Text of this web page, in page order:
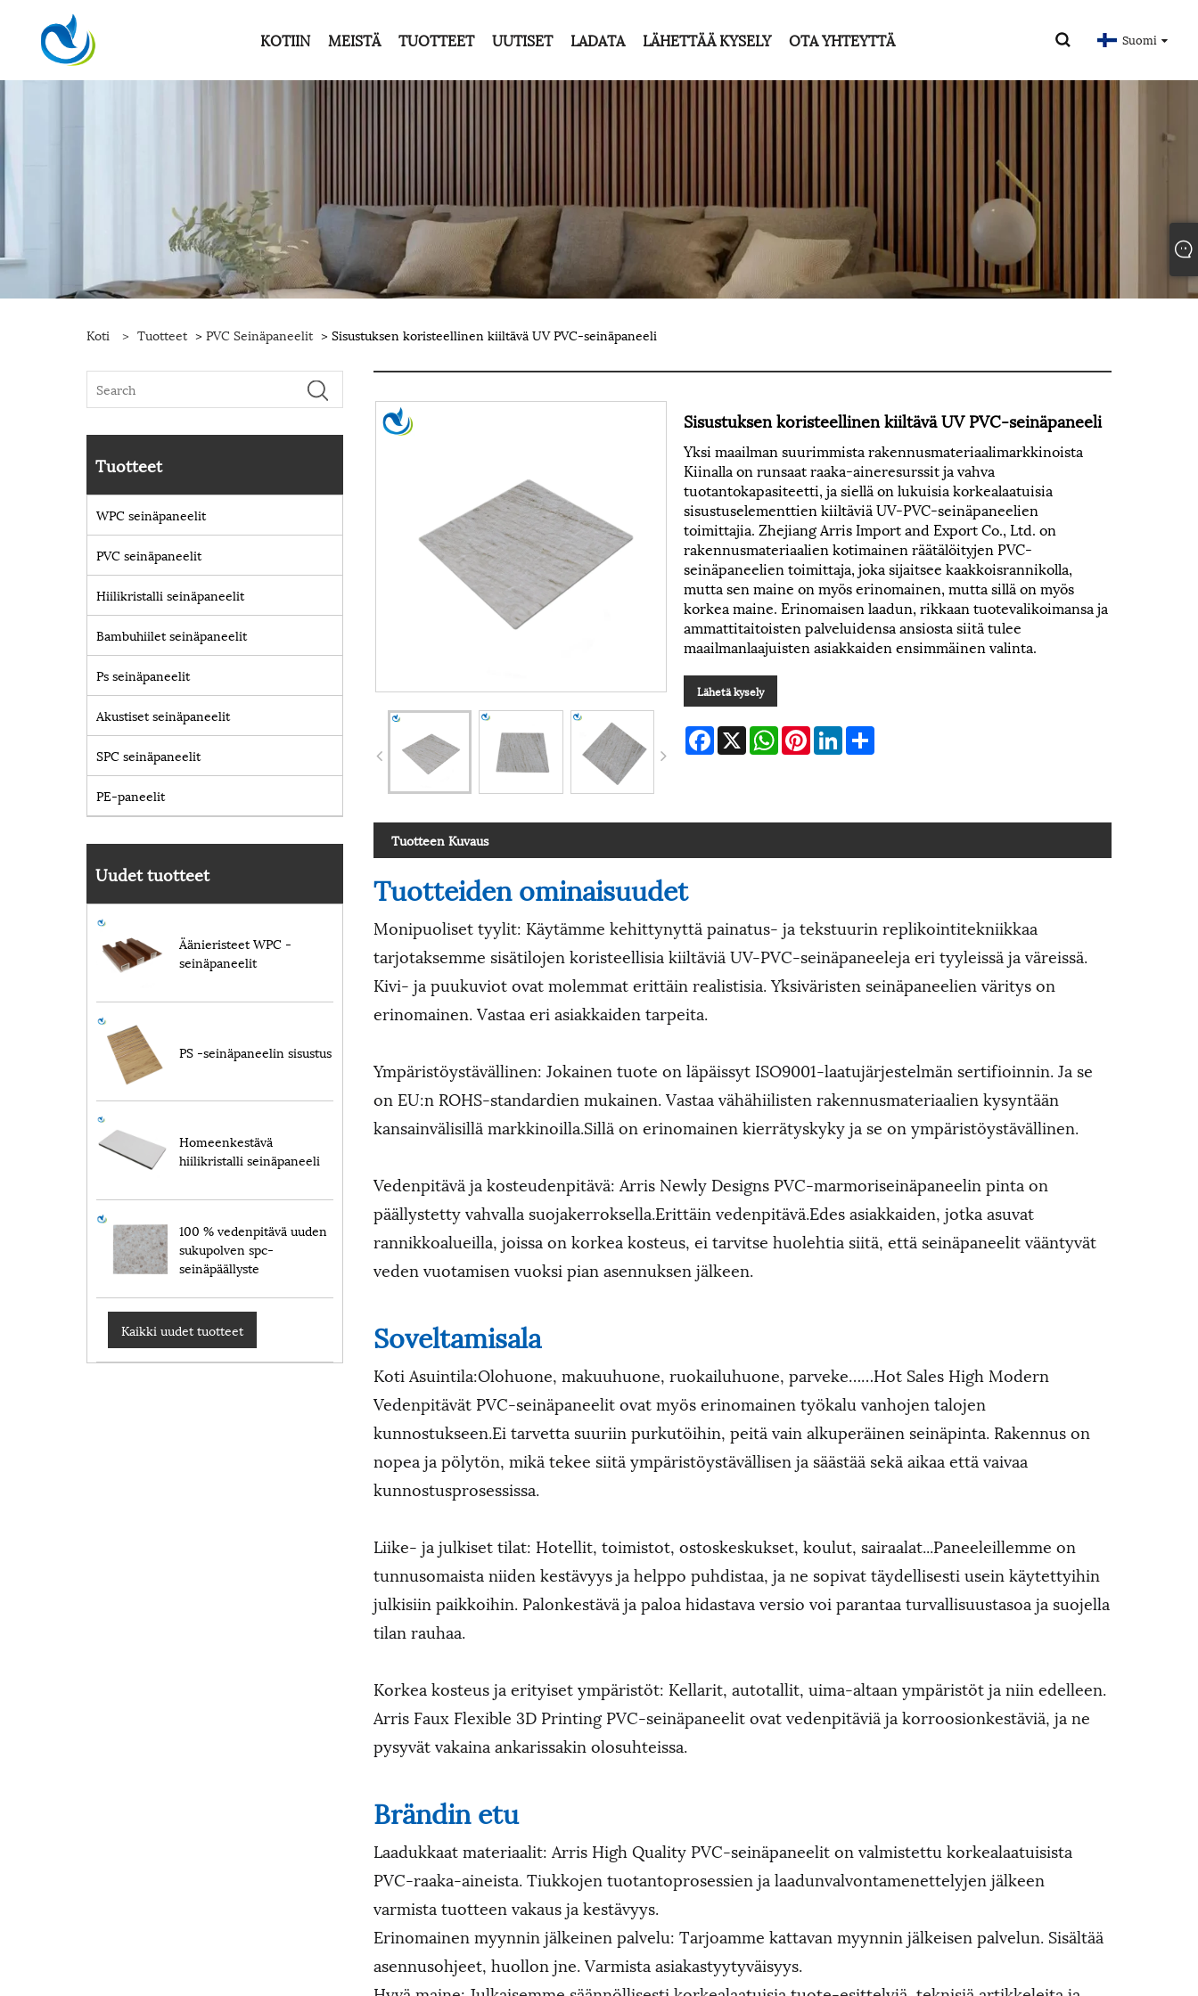
KOTIIN MEISTÄ TUOTTEET UUTISET LADATA LÄHETTÄÄ KYSELY OTA YHTEYTTÄ Suomi
Koti > Tuotteet > PVC Seinäpaneelit > Sisustuksen koristeellinen kiiltävä UV PVC-seinäpaneeli
Tuotteet
WPC seinäpaneelit
PVC seinäpaneelit
Hiilikristalli seinäpaneelit
Bambuhiilet seinäpaneelit
Ps seinäpaneelit
Akustiset seinäpaneelit
SPC seinäpaneelit
PE-paneelit
Uudet tuotteet
Äänieristeet WPC -
seinäpaneelit
PS -seinäpaneelin sisustus
Homeenkestävä
hiilikristalli seinäpaneeli
100 % vedenpitävä uuden
sukupolven spc-
seinäpäällyste
Kaikki uudet tuotteet
Sisustuksen koristeellinen kiiltävä UV PVC-seinäpaneeli
​Yksi maailman suurimmista rakennusmateriaalimarkkinoista
Kiinalla on runsaat raaka-aineresurssit ja vahva
tuotantokapasiteetti, ja siellä on lukuisia korkealaatuisia
sisustuselementtien kiiltäviä UV-PVC-seinäpaneelien
toimittajia. Zhejiang Arris Import and Export Co., Ltd. on
rakennusmateriaalien kotimainen räätälöityjen PVC-
seinäpaneelien toimittaja, joka sijaitsee kaakkoisrannikolla,
mutta sen maine on myös erinomainen, mutta sillä on myös
korkea maine. Erinomaisen laadun, rikkaan tuotevalikoimansa ja
ammattitaitoisten palveluidensa ansiosta siitä tulee
maailmanlaajuisten asiakkaiden ensimmäinen valinta.
Lähetä kysely
Facebook
X WhatsAppPinterestLinkedInShare
Tuotteen Kuvaus
Tuotteiden ominaisuudet
Monipuoliset tyylit: Käytämme kehittynyttä painatus- ja tekstuurin replikointitekniikkaa
tarjotaksemme sisätilojen koristeellisia kiiltäviä UV-PVC-seinäpaneeleja eri tyyleissä ja väreissä.
Kivi- ja puukuviot ovat molemmat erittäin realistisia. Yksiväristen seinäpaneelien väritys on
erinomainen. Vastaa eri asiakkaiden tarpeita.
Ympäristöystävällinen: Jokainen tuote on läpäissyt ISO9001-laatujärjestelmän sertifioinnin. Ja se
on EU:n ROHS-standardien mukainen. Vastaa vähähiilisten rakennusmateriaalien kysyntään
kansainvälisillä markkinoilla.Sillä on erinomainen kierrätyskyky ja se on ympäristöystävällinen.
Vedenpitävä ja kosteudenpitävä: Arris Newly Designs PVC-marmoriseinäpaneelin pinta on
päällystetty vahvalla suojakerroksella.Erittäin vedenpitävä.Edes asiakkaiden, jotka asuvat
rannikkoalueilla, joissa on korkea kosteus, ei tarvitse huolehtia siitä, että seinäpaneelit vääntyvät
veden vuotamisen vuoksi pian asennuksen jälkeen.
Soveltamisala
Koti Asuintila:Olohuone, makuuhuone, ruokailuhuone, parveke……Hot Sales High Modern
Vedenpitävät PVC-seinäpaneelit ovat myös erinomainen työkalu vanhojen talojen
kunnostukseen.Ei tarvetta suuriin purkutöihin, peitä vain alkuperäinen seinäpinta. Rakennus on
nopea ja pölytön, mikä tekee siitä ympäristöystävällisen ja säästää sekä aikaa että vaivaa
kunnostusprosessissa.
Liike- ja julkiset tilat: Hotellit, toimistot, ostoskeskukset, koulut, sairaalat...Paneeleillemme on
tunnusomaista niiden kestävyys ja helppo puhdistaa, ja ne sopivat täydellisesti usein käytettyihin
julkisiin paikkoihin. Palonkestävä ja paloa hidastava versio voi parantaa turvallisuustasoa ja suojella
tilan rauhaa.
Korkea kosteus ja erityiset ympäristöt: Kellarit, autotallit, uima-altaan ympäristöt ja niin edelleen.
Arris Faux Flexible 3D Printing PVC-seinäpaneelit ovat vedenpitäviä ja korroosionkestäviä, ja ne
pysyvät vakaina ankarissakin olosuhteissa.
Brändin etu
Laadukkaat materiaalit: Arris High Quality PVC-seinäpaneelit on valmistettu korkealaatuisista
PVC-raaka-aineista. Tiukkojen tuotantoprosessien ja laadunvalvontamenettelyjen jälkeen
varmista tuotteen vakaus ja kestävyys.
Erinomainen myynnin jälkeinen palvelu: Tarjoamme kattavan myynnin jälkeisen palvelun. Sisältää
asennusohjeet, huollon jne. Varmista asiakastyytyväisyys.